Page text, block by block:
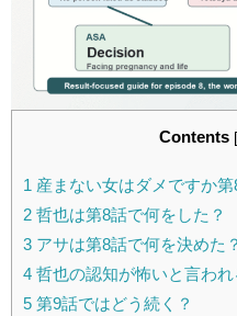
Contents [
1 産まない女はダメですか
2 哲也は第8話で何をした？
3 アサは第8話で何を決めた？
4 哲也の認知が怖いと言われ
5 第9話ではどう続く？